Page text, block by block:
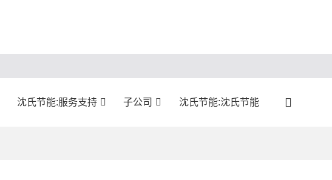
沈氏节能:服务支持 子公司 沈氏节能:沈氏节能